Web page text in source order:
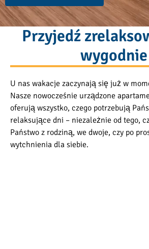
Przyjedź
wygodnie
U nas wakacje zaczynają się już w
Nasze nowocześnie urządzone
oferują wszystko, czego potrzebują
relaksujące dni – niezależnie od tego,
Państwo z rodziną, we dwoje, czy po
wytchnienia dla siebie.